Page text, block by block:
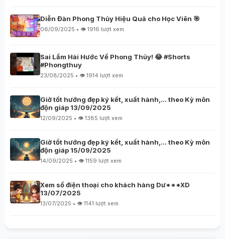
Diễn Đàn Phong Thủy Hiệu Quả cho Học Viên 🎯
06/09/2025 • 👁️ 1916 lượt xem
Sai Lầm Hài Hước Về Phong Thủy! 😂 #Shorts
#Phongthuy
23/08/2025 • 👁️ 1914 lượt xem
Giờ tốt hướng đẹp ký kết, xuất hành,… theo Kỳ môn
độn giáp 13/09/2025
12/09/2025 • 👁️ 1385 lượt xem
Giờ tốt hướng đẹp ký kết, xuất hành,… theo Kỳ môn
độn giáp 15/09/2025
14/09/2025 • 👁️ 1159 lượt xem
Xem số điện thoại cho khách hàng Dư***XD
13/07/2025
13/07/2025 • 👁️ 1141 lượt xem